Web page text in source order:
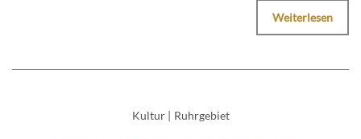
Weiterlesen
Kultur | Ruhrgebiet